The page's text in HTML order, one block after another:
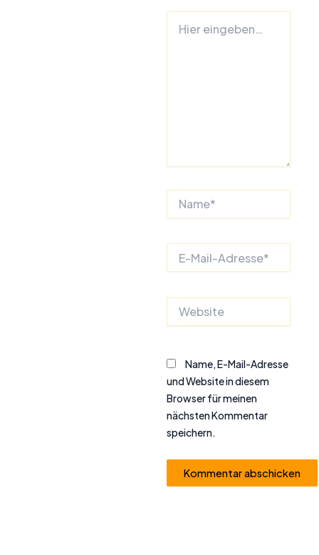
eingeben…
Mail-
Name, E-Mail-Adresse
und Website in diesem
Browser für meinen
nächsten Kommentar
speichern.